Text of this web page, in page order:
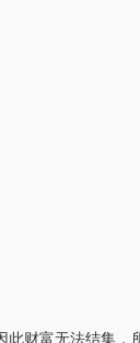
财富无法结集